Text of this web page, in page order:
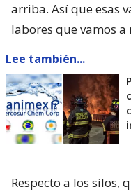
arriba. Así que esas
labores que vamos a
Lee también...
Respecto a los silos,